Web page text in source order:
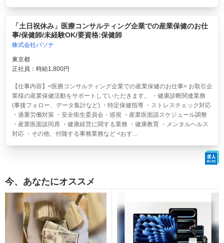
「土日祝休み」医療コンサルティング企業での産業保健のお仕
事/保健師/未経験OK/要資格:保健師
株式会社パソナ
東京都
正社員：時給1,800円
【仕事内容】<医療コンサルティング企業での産業保健のお仕事> お取引企
業様の産業保健活動をサポートしていただきます。 ・健康診断関連業務
(事後フォロー、データ集計など) ・特定保健指導 ・ストレスチェック対応
・過重労働対策 ・安全衛生委員会・巡視 ・産業医面談スケジュール調整
・産業医面談同席 ・健康経営に関する業務 ・健康教育 ・メンタルヘルス
対応 ・その他、付随する事務業務など <おす...
今、あなたにオススメ